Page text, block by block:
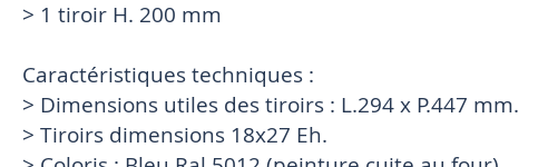
> 1 tiroir H. 200 mm
Caractéristiques techniques :
> Dimensions utiles des tiroirs : L.294 x P.447 mm.
> Tiroirs dimensions 18x27 Eh.